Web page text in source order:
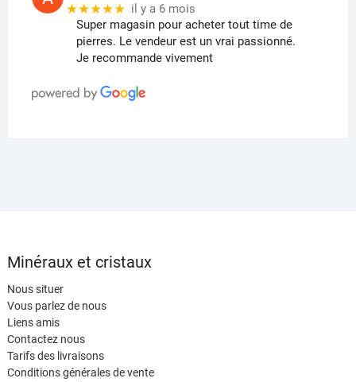
★★★★★ il y a 6 mois
Super magasin pour acheter tout time de
pierres. Le vendeur est un vrai passionné.
Je recommande vivement
Minéraux et cristaux
Nous situer
Vous parlez de nous
Liens amis
Contactez nous
Tarifs des livraisons
Conditions générales de vente